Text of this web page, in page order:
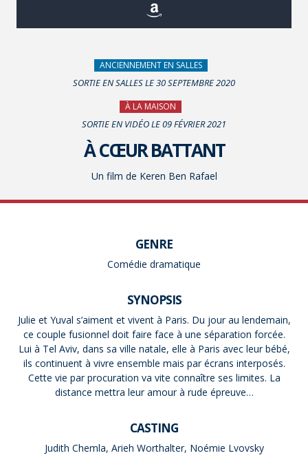
ANCIENNEMENT EN SALLES
SORTIE EN SALLES LE 30 SEPTEMBRE 2020
À LA MAISON
SORTIE EN VIDÉO LE 09 FÉVRIER 2021
À CŒUR BATTANT
Un film de Keren Ben Rafael
GENRE
Comédie dramatique
SYNOPSIS
Julie et Yuval s’aiment et vivent à Paris. Du jour au lendemain,
ce couple fusionnel doit faire face à une séparation forcée.
Lui à Tel Aviv, dans sa ville natale, elle à Paris avec leur bébé,
ils continuent à vivre ensemble mais par écrans interposés.
Cette vie par procuration va vite connaître ses limites. La
distance mettra leur amour à rude épreuve…
CASTING
Judith Chemla, Arieh Worthalter, Noémie Lvovsky